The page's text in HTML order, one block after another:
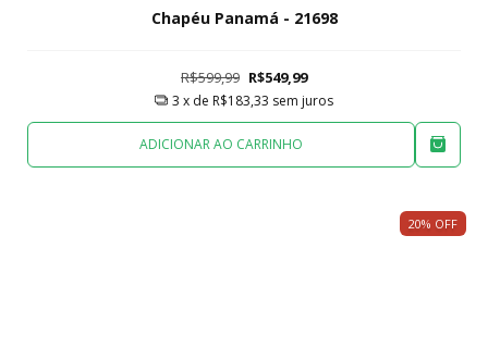
Chapéu Panamá - 21698
R$599,99 R$549,99
3 x de R$183,33 sem juros
ADICIONAR AO CARRINHO
20% OFF